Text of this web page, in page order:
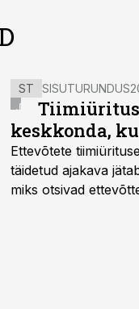
ST SISUTURUNDUS
keskkonda,
Ettevõtete
täidetud ajakava
miks otsivad